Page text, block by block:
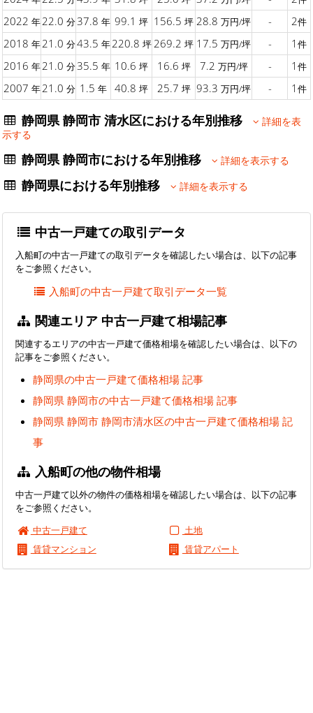
2022 年22.0 分37.8 年 99.1 坪 156.5 坪 28.8 万円/坪 - 2件
2018 年21.0 分43.5 年220.8 坪269.2 坪 17.5 万円/坪 - 1 件
2016 年21.0 分35.5 年 10.6 坪 16.6 坪 7.2 万円/坪 - 1 件
2007 年21.0 分 1.5 年 40.8 坪 25.7 坪 93.3 万円/坪 - 1 件
静岡県 静岡市 清水区における年別推移
詳細を表
示する
静岡県 静岡市における年別推移 詳細を表示する
静岡県における年別推移 詳細を表示する
中古一戸建ての取引データ
入船町の中古一戸建ての取引データを確認したい場合は、以下の記事
をご参照ください。
入船町の中古一戸建て取引データ一覧
関連エリア 中古一戸建て相場記事
関連するエリアの中古一戸建て価格相場を確認したい場合は、以下の
記事をご参照ください。
静岡県の中古一戸建て価格相場 記事
静岡県 静岡市の中古一戸建て価格相場 記事
静岡県 静岡市 静岡市清水区の中古一戸建て価格相場 記
事
入船町の他の物件相場
中古一戸建て以外の物件の価格相場を確認したい場合は、以下の記事
をご参照ください。
中古一戸建て
土地
賃貸マンション
賃貸アパート